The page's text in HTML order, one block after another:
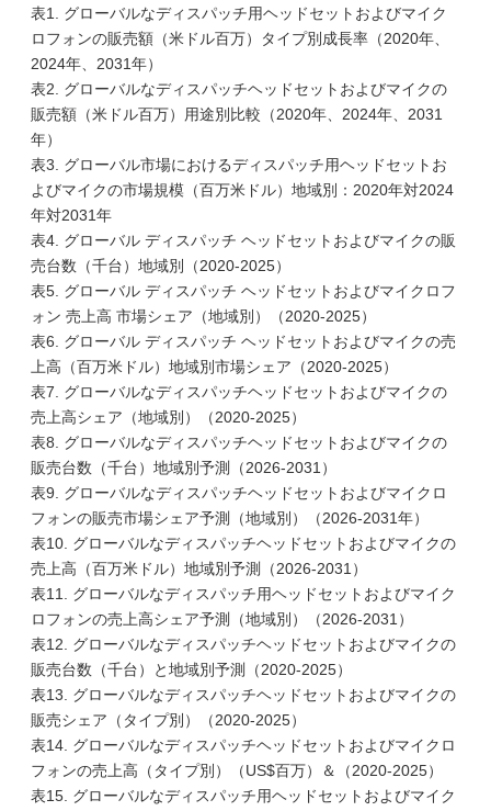
表1. グローバルなディスパッチ用ヘッドセットおよびマイク
ロフォンの販売額（米ドル百万）タイプ別成長率（2020年、
2024年、2031年）
表2. グローバルなディスパッチヘッドセットおよびマイクの
販売額（米ドル百万）用途別比較（2020年、2024年、2031
年）
表3. グローバル市場におけるディスパッチ用ヘッドセットお
よびマイクの市場規模（百万米ドル）地域別：2020年対2024
年対2031年
表4. グローバル ディスパッチ ヘッドセットおよびマイクの販
売台数（千台）地域別（2020-2025）
表5. グローバル ディスパッチ ヘッドセットおよびマイクロフ
ォン 売上高 市場シェア（地域別）（2020-2025）
表6. グローバル ディスパッチ ヘッドセットおよびマイクの売
上高（百万米ドル）地域別市場シェア（2020-2025）
表7. グローバルなディスパッチヘッドセットおよびマイクの
売上高シェア（地域別）（2020-2025）
表8. グローバルなディスパッチヘッドセットおよびマイクの
販売台数（千台）地域別予測（2026-2031）
表9. グローバルなディスパッチヘッドセットおよびマイクロ
フォンの販売市場シェア予測（地域別）（2026-2031年）
表10. グローバルなディスパッチヘッドセットおよびマイクの
売上高（百万米ドル）地域別予測（2026-2031）
表11. グローバルなディスパッチ用ヘッドセットおよびマイク
ロフォンの売上高シェア予測（地域別）（2026-2031）
表12. グローバルなディスパッチヘッドセットおよびマイクの
販売台数（千台）と地域別予測（2020-2025）
表13. グローバルなディスパッチヘッドセットおよびマイクの
販売シェア（タイプ別）（2020-2025）
表14. グローバルなディスパッチヘッドセットおよびマイクロ
フォンの売上高（タイプ別）（US$百万）＆（2020-2025）
表15. グローバルなディスパッチ用ヘッドセットおよびマイク